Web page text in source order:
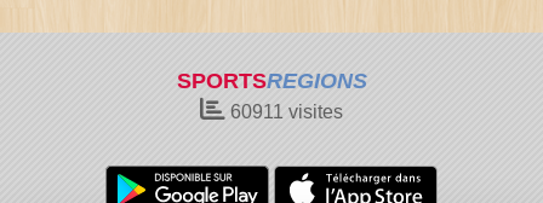
SPORTSREGIONS
60911 visites